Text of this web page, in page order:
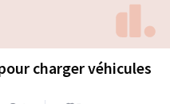
charger véhicules